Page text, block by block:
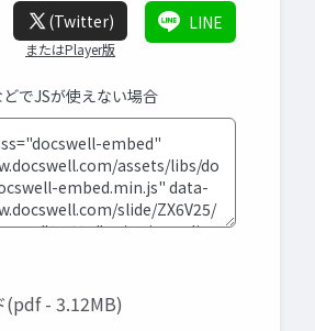
(Twitter)
またはPlayer版
LINE
どでJSが使えない場合
(pdf - 3.12MB)